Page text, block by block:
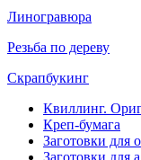
Линогравюра
Резьба по дереву
Скрапбукинг
Квиллинг.
Креп-бумага
Заготовки для
Заготовки для